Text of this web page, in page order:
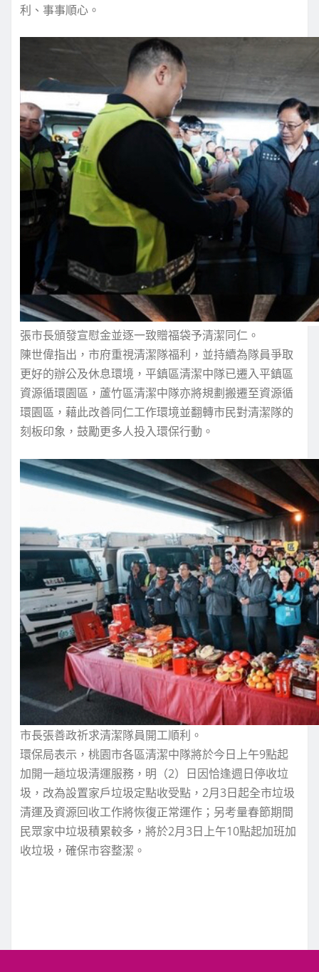
利、事事順心。
張市長頒發宣慰金並逐一致贈福袋予清潔同仁。
陳世偉指出，市府重視清潔隊福利，並持續為隊員爭取
更好的辦公及休息環境，平鎮區清潔中隊已遷入平鎮區
資源循環園區，蘆竹區清潔中隊亦將規劃搬遷至資源循
環園區，藉此改善同仁工作環境並翻轉市民對清潔隊的
刻板印象，鼓勵更多人投入環保行動。
市長張善政祈求清潔隊員開工順利。
環保局表示，桃園市各區清潔中隊將於今日上午9點起
加開一趟垃圾清運服務，明（2）日因恰逢週日停收垃
圾，改為設置家戶垃圾定點收受點，2月3日起全市垃圾
清運及資源回收工作將恢復正常運作；另考量春節期間
民眾家中垃圾積累較多，將於2月3日上午10點起加班加
收垃圾，確保市容整潔。